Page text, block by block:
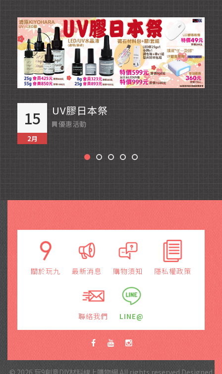
15
2月
UV膠日本祭
優惠活動
Read More
關於玩九 最新消息 購物須知 隱私權政策
聯絡我們 LINE@
© 2026 玩9創意DIY材料線上購物網 All rights reserved.Designed